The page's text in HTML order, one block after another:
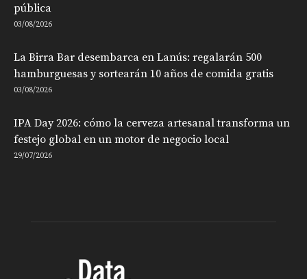
pública
03/08/2026
La Birra Bar desembarca en Lanús: regalarán 500
hamburguesas y sortearán 10 años de comida gratis
03/08/2026
IPA Day 2026: cómo la cerveza artesanal transforma un
festejo global en un motor de negocio local
29/07/2026